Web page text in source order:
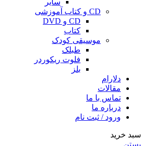
CD و کتاب آموزشی
CD و DVD
کتاب
موسیقی کودک
طبلک
فلوت ریکوردر
بلز
دلارام
مقالات
تماس با ما
درباره ما
ورود / ثبت نام
سبد خرید
بستن